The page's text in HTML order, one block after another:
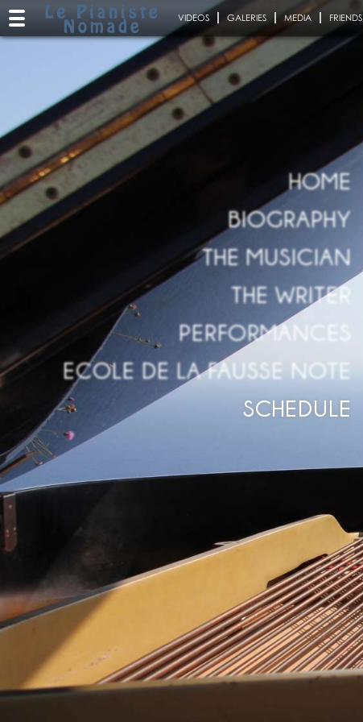
VIDEOS GALERIES MEDIA FRIENDS
HOME
BIOGRAPHY
THE MUSICIAN
THE WRITER
PERFORMANCES
ECOLE DE LA FAUSSE NOTE
SCHEDULE